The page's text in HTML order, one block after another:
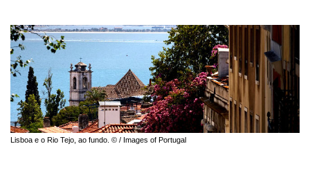
Lisboa e o Rio Tejo, ao fundo. © / Images of Portugal